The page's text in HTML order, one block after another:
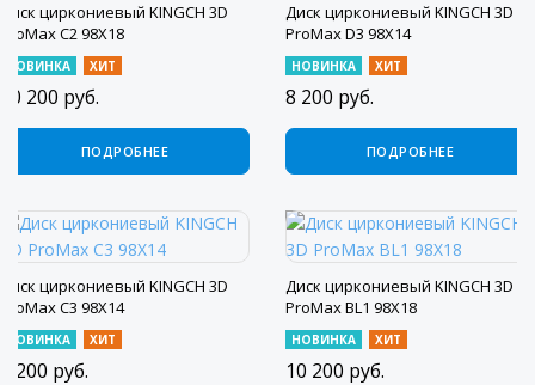
Диск циркониевый KINGCH 3D
ProMax C2 98X18
НОВИНКА ХИТ
10 200 руб.
ПОДРОБНЕЕ
Диск циркониевый KINGCH 3D
ProMax D3 98X14
НОВИНКА ХИТ
8 200 руб.
ПОДРОБНЕЕ
Диск циркониевый KINGCH 3D
ProMax C3 98X14
НОВИНКА ХИТ
8 200 руб.
Диск циркониевый KINGCH 3D
ProMax BL1 98X18
НОВИНКА ХИТ
10 200 руб.